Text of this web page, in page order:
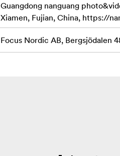
Guangdong nanguang
Xiamen, Fujian, China, https://
Focus Nordic AB, Bergsjödalen